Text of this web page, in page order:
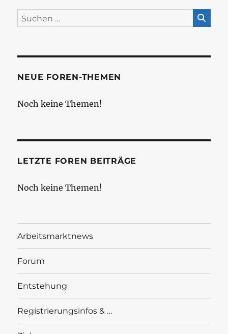
NEUE FOREN-THEMEN
Noch keine Themen!
LETZTE FOREN BEITRÄGE
Noch keine Themen!
Arbeitsmarktnews
Forum
Entstehung
Registrierungsinfos & …